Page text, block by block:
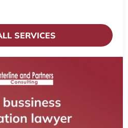
SERVICES